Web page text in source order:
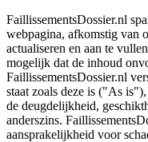
FaillissementsDossier.nl
webpagina, afkomstig van
actualiseren en aan te
mogelijk dat de inhoud
FaillissementsDossier.nl
staat zoals deze is ("As
de deugdelijkheid,
anderszins.
aansprakelijkheid voor